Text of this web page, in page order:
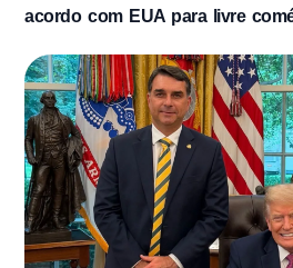
acordo com EUA para livre